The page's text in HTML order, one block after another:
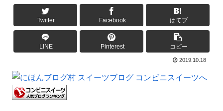
Twitter Facebook はてブ
LINE Pinterest コピー
2019.10.18